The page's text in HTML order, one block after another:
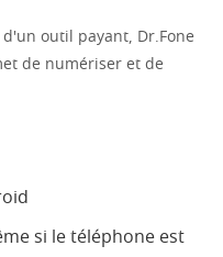
outil payant, Dr.Fone
de numériser et de
si le téléphone est